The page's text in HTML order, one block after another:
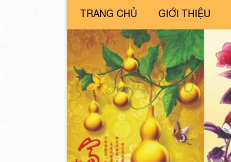
TRANG CHỦ GIỚI THIỆU